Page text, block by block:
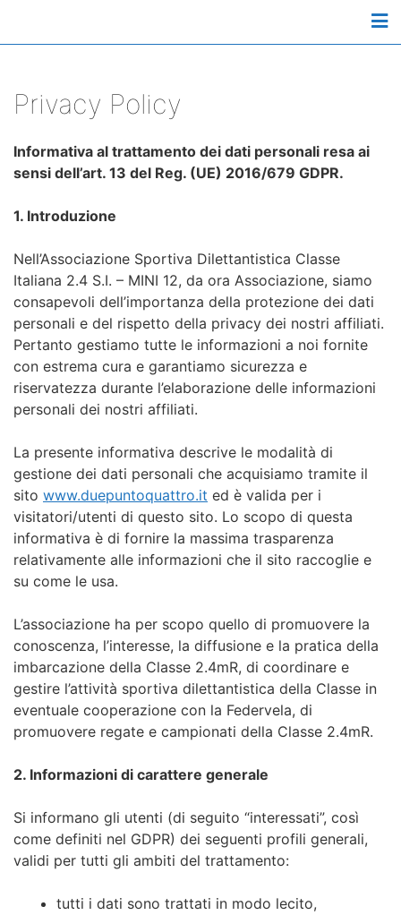
Privacy Policy
Informativa al trattamento dei dati personali resa ai
sensi dell’art. 13 del Reg. (UE) 2016/679 GDPR.
1. Introduzione
Nell’Associazione Sportiva Dilettantistica Classe
Italiana 2.4 S.I. – MINI 12, da ora Associazione, siamo
consapevoli dell’importanza della protezione dei dati
personali e del rispetto della privacy dei nostri affiliati.
Pertanto gestiamo tutte le informazioni a noi fornite
con estrema cura e garantiamo sicurezza e
riservatezza durante l’elaborazione delle informazioni
personali dei nostri affiliati.
La presente informativa descrive le modalità di
gestione dei dati personali che acquisiamo tramite il
sito www.duepuntoquattro.it ed è valida per i
visitatori/utenti di questo sito. Lo scopo di questa
informativa è di fornire la massima trasparenza
relativamente alle informazioni che il sito raccoglie e
su come le usa.
L’associazione ha per scopo quello di promuovere la
conoscenza, l’interesse, la diffusione e la pratica della
imbarcazione della Classe 2.4mR, di coordinare e
gestire l’attività sportiva dilettantistica della Classe in
eventuale cooperazione con la Federvela, di
promuovere regate e campionati della Classe 2.4mR.
2. Informazioni di carattere generale
Si informano gli utenti (di seguito “interessati”, così
come definiti nel GDPR) dei seguenti profili generali,
validi per tutti gli ambiti del trattamento:
tutti i dati sono trattati in modo lecito,